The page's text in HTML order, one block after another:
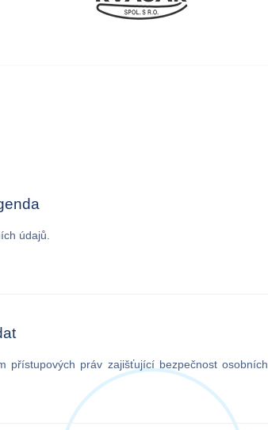
údajů.
přístupových práv zajišťující bezpečnost osobních